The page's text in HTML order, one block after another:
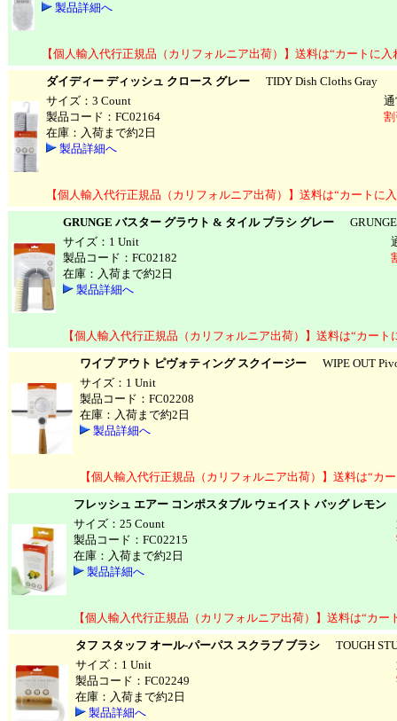
製品詳細へ
【個人輸入代行正規品（カリフォルニア出荷）】送料は“カートに
ダイディー ディッシュ クロース グレー TIDY Dish Cloths Gray
サイズ：3 Count
製品コード：FC02164
在庫：入荷まで約2日
製品詳細へ
【個人輸入代行正規品（カリフォルニア出荷）】送料は“カートに
GRUNGE バスター グラウト & タイル ブラシ グレー GRUNGE
サイズ：1 Unit
製品コード：FC02182
在庫：入荷まで約2日
製品詳細へ
【個人輸入代行正規品（カリフォルニア出荷）】送料は“カー
ワイプ アウト ピヴォティング スクイージー WIPE OUT
サイズ：1 Unit
製品コード：FC02208
在庫：入荷まで約2日
製品詳細へ
【個人輸入代行正規品（カリフォルニア出荷）】送料は“カ
フレッシュ エアー コンポスタブル ウェイスト バッグ レモン
サイズ：25 Count
製品コード：FC02215
在庫：入荷まで約2日
製品詳細へ
【個人輸入代行正規品（カリフォルニア出荷）】送料は“カ
タフ スタッフ オール-パーパス スクラブ ブラシ TOUGH
サイズ：1 Unit
製品コード：FC02249
在庫：入荷まで約2日
製品詳細へ